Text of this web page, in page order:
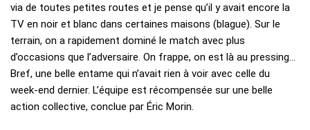
via de toutes petites routes et je pense qu’il y avait encore la
TV en noir et blanc dans certaines maisons (blague). Sur le
terrain, on a rapidement dominé le match avec plus
d’occasions que l’adversaire. On frappe, on est là au pressing…
Bref, une belle entame qui n’avait rien à voir avec celle du
week-end dernier. L’équipe est récompensée sur une belle
action collective, conclue par Éric Morin.